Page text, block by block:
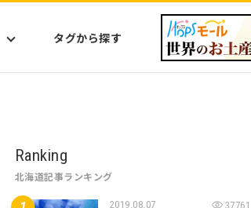
タグから探す
Ranking
北海道記事ランキング
2019.08.07 37761